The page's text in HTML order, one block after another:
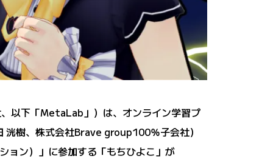
以下「MetaLab」）は、オンライン学習プ
樹、株式会社Brave group100％子会社）
ョン）」に参加する「もちひよこ」が